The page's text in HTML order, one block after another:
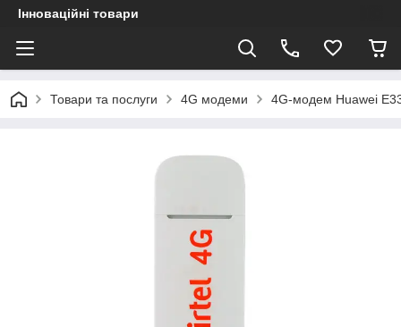
Інноваційні товари
Товари та послуги 4G модеми 4G-модем Huawei